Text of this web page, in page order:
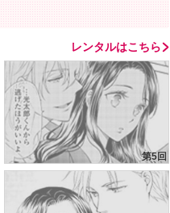
レンタルはこちら
第5回